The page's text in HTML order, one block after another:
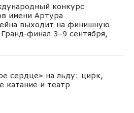
конкурс
имени Артура
выходит на финишную
финал 3–9 сентября,
сердце» на льду: цирк,
катание и театр